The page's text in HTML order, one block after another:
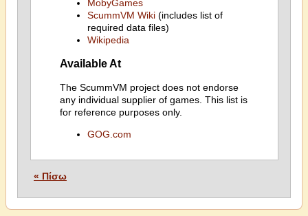
MobyGames
ScummVM Wiki(includes list of
required data files)
Wikipedia
Available At
The ScummVM project does not endorse
any individual supplier of games. This list is
for reference purposes only.
GOG.com
« Πίσω